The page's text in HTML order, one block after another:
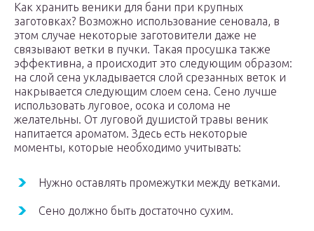
Как хранить веники для бани при крупных
заготовках? Возможно использование сеновала, в
этом случае некоторые заготовители даже не
связывают ветки в пучки. Такая просушка также
эффективна, а происходит это следующим образом:
на слой сена укладывается слой срезанных веток и
накрывается следующим слоем сена. Сено лучше
использовать луговое, осока и солома не
желательны. От луговой душистой травы веник
напитается ароматом. Здесь есть некоторые
моменты, которые необходимо учитывать:
Нужно оставлять промежутки между ветками.
Сено должно быть достаточно сухим.